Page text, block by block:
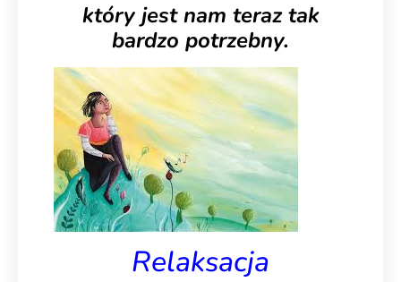
który jest nam teraz tak
bardzo potrzebny.
Relaksacja